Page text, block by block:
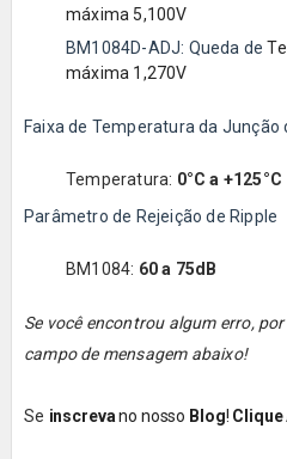
máxima 5,100V
BM1084D-ADJ: Queda de
máxima 1,270V
Faixa de Temperatura da Junção
Temperatura: 0°C a +125°C
Parâmetro de Rejeição de Ripple
BM1084: 60 a 75dB
Se você encontrou algum erro,
campo de mensagem abaixo!
Se inscrevano nosso Blog! Clique